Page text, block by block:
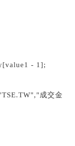
- 1];
成交金